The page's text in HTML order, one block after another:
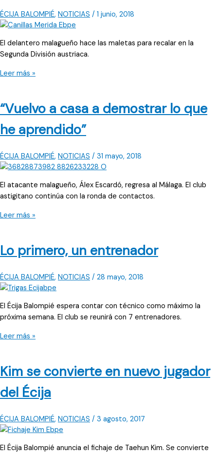
ÉCIJA BALOMPIÉ, NOTICIAS / 1 junio, 2018
El delantero malagueño hace las maletas para recalar en la
Segunda División austriaca.
Canillas
a
Leer más »
“Vuelvo a casa a demostrar lo que
he aprendido”
ÉCIJA BALOMPIÉ, NOTICIAS / 31 mayo, 2018
El atacante malagueño, Álex Escardó, regresa al Málaga. El club
astigitano continúa con la ronda de contactos.
“Vuelvo
demostrar
lo
que
he
aprendido”
Leer más »
Lo primero, un entrenador
ÉCIJA BALOMPIÉ, NOTICIAS / 28 mayo, 2018
El Écija Balompié espera contar con técnico como máximo la
próxima semana. El club se reunirá con 7 entrenadores.
Lo
entrenador
Leer más »
Kim se convierte en nuevo jugador
del Écija
ÉCIJA BALOMPIÉ, NOTICIAS / 3 agosto, 2017
El Écija Balompié anuncia el fichaje de Taehun Kim. Se convierte